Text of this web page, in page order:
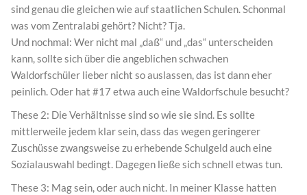
sind genau die gleichen wie auf staatlichen Schulen. Schonmal
was vom Zentralabi gehört? Nicht? Tja.
Und nochmal: Wer nicht mal „daß“ und „das“ unterscheiden
kann, sollte sich über die angeblichen schwachen
Waldorfschüler lieber nicht so auslassen, das ist dann eher
peinlich. Oder hat #17 etwa auch eine Waldorfschule besucht?
These 2: Die Verhältnisse sind so wie sie sind. Es sollte
mittlerweile jedem klar sein, dass das wegen geringerer
Zuschüsse zwangsweise zu erhebende Schulgeld auch eine
Sozialauswahl bedingt. Dagegen ließe sich schnell etwas tun.
These 3: Mag sein, oder auch nicht. In meiner Klasse hatten